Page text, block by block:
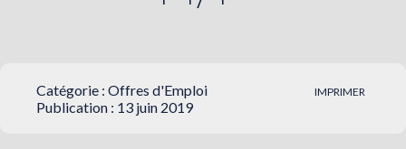
IMPRIMER
Catégorie : Offres d'Emploi
Publication : 13 juin 2019